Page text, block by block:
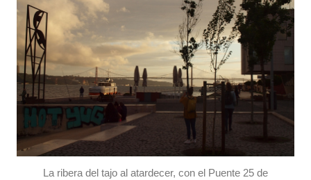
La ribera del tajo al atardecer, con el Puente 25 de